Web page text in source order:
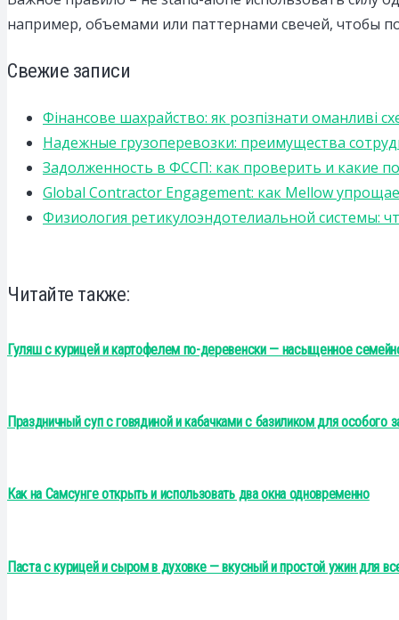
например, объемами или паттернами свечей, чтобы
Свежие записи
Фінансове шахрайство: як розпізнати оманливі
Надежные грузоперевозки: преимущества
Задолженность в ФССП: как проверить и какие
Global Contractor Engagement: как Mellow
Физиология ретикулоэндотелиальной системы:
Читайте также:
Гуляш с курицей и картофелем по-деревенски — насыщенное
Праздничный суп с говядиной и кабачками с базиликом для особого
Как на Самсунге открыть и использовать два окна одновременно
Паста с курицей и сыром в духовке — вкусный и простой ужин для